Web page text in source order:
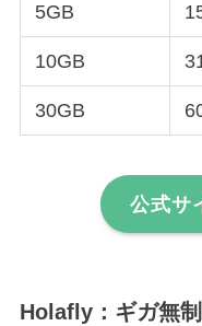
5GB
10GB
30GB
公式サ
Holafly：ギガ無